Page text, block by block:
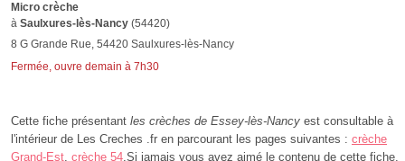
Micro crèche
à Saulxures-lès-Nancy (54420)
8 G Grande Rue, 54420 Saulxures-lès-Nancy
Fermée, ouvre demain à 7h30
Cette fiche présentant les crèches de Essey-lès-Nancy est consultable à
l'intérieur de Les Creches .fr en parcourant les pages suivantes : crèche
Grand-Est, crèche 54.Si jamais vous avez aimé le contenu de cette fiche,